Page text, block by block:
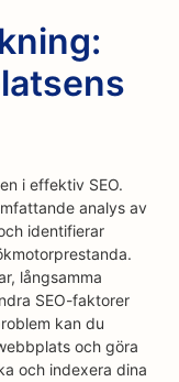
i effektiv SEO.
analys av
identifierar
långsamma
SEO-faktorer
kan du
och göra
och indexera dina